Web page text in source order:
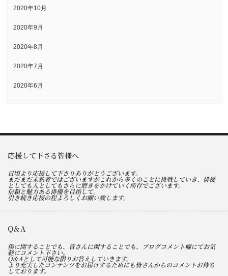
2020年10月
2020年9月
2020年8月
2020年7月
2020年6月
応援して下さる皆様へ
日頃より応援して下さりありがとうございます。
まだまだ未熟者ではございますがこれから多くのことに挑戦していき、俳優
としても人としてもさらに磨きをかけていく所存でございます。
信頼と魅力ある俳優を目指して。
引き続き応援の程よろしくお願い致します。
Q＆A
僕に関することでも、皆さんに関することでも、ブログコメント欄にてお気
軽にコメント下さい。
Q＆Aとして可能な限りお答えしていきます。
より充実したコンテンツをお届けするためにも皆さんからのコメントお待ち
しております。